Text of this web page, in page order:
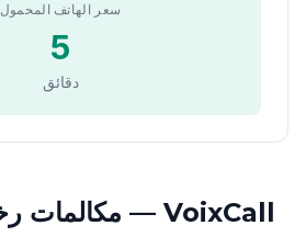
سعر الهاتف المحمول
5
دقائق
مكالمات رخيصة إلى تونس — VoixCall